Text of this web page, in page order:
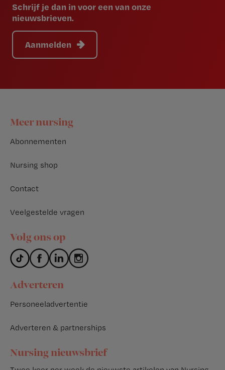
Schrijf je dan in voor een van onze
nieuwsbrieven.
Aanmelden
Footer
Meer nursing
Abonnementen
Nursing shop
Contact
Veelgestelde vragen
Volg ons op
Adverteren
Personeeladvertentie
Adverteren & partnerships
Nursing nieuwsbrief